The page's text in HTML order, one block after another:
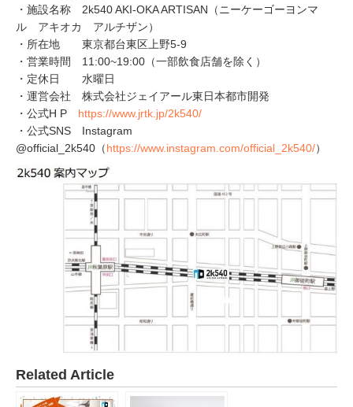
・施設名称 2k540 AKI-OKA ARTISAN（ニーケーゴーヨンマ
ル アキオカ アルチザン）
・所在地 東京都台東区上野5-9
・営業時間 11:00~19:00（一部飲食店舗を除く）
・定休日 水曜日
・運営会社 株式会社ジェイアール東日本都市開発
・公式H P https://www.jrtk.jp/2k540/
・公式SNS Instagram
@official_2k540（https://www.instagram.com/official_2k540/）
Related Article